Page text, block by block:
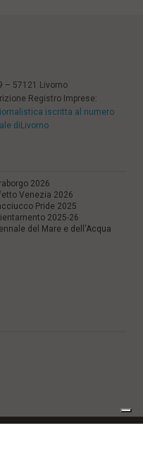
– 57121 Livorno
Registro Imprese:
iscritta al numero
diLivorno
2026
Venezia 2026
Pride 2025
2025-26
del Mare e dell'Acqua